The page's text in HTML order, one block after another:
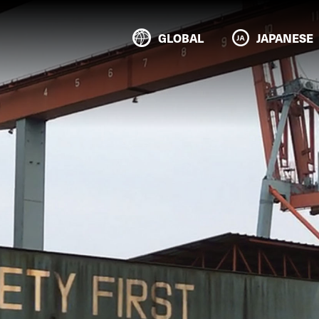
GLOBAL JAPANESE